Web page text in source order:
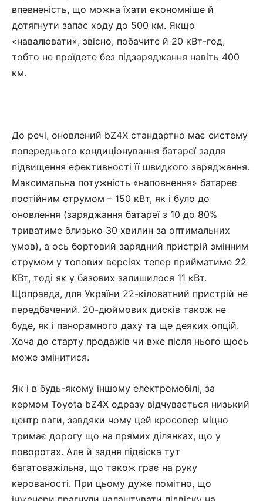
впевненість, що можна їхати економніше й
дотягнути запас ходу до 500 км. Якщо
«навалювати», звісно, побачите й 20 кВт-год,
тобто не проїдете без підзаряджання навіть 400
км.
До речі, оновлений bZ4X стандартно має систему
попереднього кондиціонування батареї задля
підвищення ефективності її швидкого заряджання.
Максимальна потужність «наповнення» батареє
постійним струмом – 150 кВт, як і було до
оновлення (заряджання батареї з 10 до 80%
триватиме близько 30 хвилин за оптимальних
умов), а ось бортовий зарядний пристрій змінним
струмом у топових версіях тепер прийматиме 22
КВт, тоді як у базових залишилося 11 кВт.
Щоправда, для України 22-кіловатний пристрій не
передбачений. 20-дюймових дисків також не
буде, як і панорамного даху та ще деяких опцій.
Хоча до старту продажів чи вже після нього щось
може змінитися.
Як і в будь-якому іншому електромобілі, за
кермом Toyota bZ4X одразу відчувається низький
центр ваги, завдяки чому цей кросовер міцно
тримає дорогу що на прямих ділянках, що у
поворотах. Але й задня підвіска тут
багатоважільна, що також грає на руку
керованості. При цьому дуже помітно, що